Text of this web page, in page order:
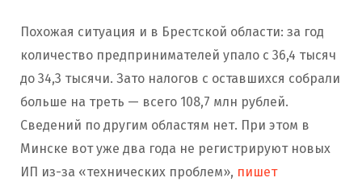
Похожая ситуация и в Брестской области: за год
количество предпринимателей упало с 36,4 тысяч
до 34,3 тысячи. Зато налогов с оставшихся собрали
больше на треть — всего 108,7 млн рублей.
Сведений по другим областям нет. При этом в
Минске вот уже два года не регистрируют новых
ИП из-за «технических проблем», пишет